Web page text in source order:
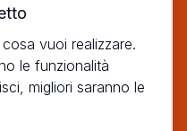
vuoi realizzare.
le funzionalità
migliori saranno le